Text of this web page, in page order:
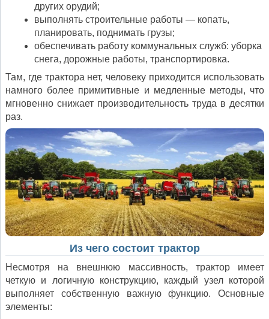
других орудий;
выполнять строительные работы — копать,
планировать, поднимать грузы;
обеспечивать работу коммунальных служб: уборка
снега, дорожные работы, транспортировка.
Там, где трактора нет, человеку приходится использовать
намного более примитивные и медленные методы, что
мгновенно снижает производительность труда в десятки
раз.
Из чего состоит трактор
Несмотря на внешнюю массивность, трактор имеет
четкую и логичную конструкцию, каждый узел которой
выполняет собственную важную функцию. Основные
элементы: